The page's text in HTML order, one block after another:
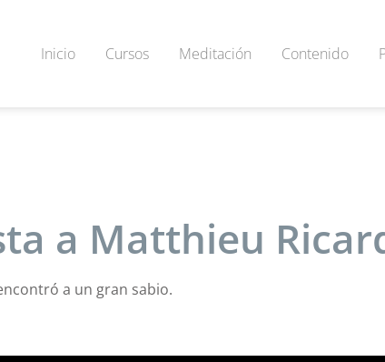
Inicio Cursos Meditación Contenido
a Matthieu
a un gran sabio.